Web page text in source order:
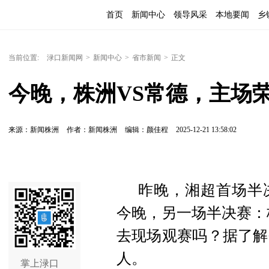
首页 新闻中心 领导风采 本地要闻 乡
当前位置: 渌口新闻网 > 新闻中心 > 省市新闻 > 正文
今晚，株洲VS常德，主场
来源：新闻株洲 作者：新闻株洲 编辑：颜佳程 2025-12-21 13:58:02
掌上渌口
昨晚，湘超首场
今晚，另一场半决赛
去现场观赛吗？据了
人。